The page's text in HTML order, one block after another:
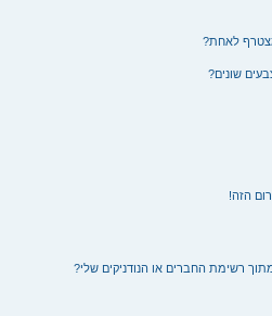
לאחת?
שונים?
הזה!
רשימת החברים או הנודניקים שלי?